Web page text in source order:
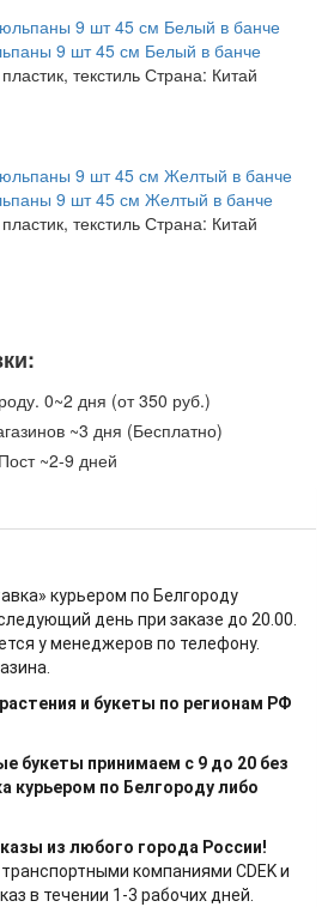
9 шт 45 см Белый в банче
пластик, текстиль Страна: Китай
9 шт 45 см Желтый в банче
пластик, текстиль Страна: Китай
0~2 дня (от 350 руб.)
~3 дня (Бесплатно)
~2-9 дней
курьером по Белгороду
день при заказе до 20.00.
у менеджеров по телефону.
и букеты по регионам РФ
букеты принимаем с 9 до 20 без
курьером по Белгороду либо
из любого города России!
компаниями CDEK и
в течении 1-3 рабочих дней.